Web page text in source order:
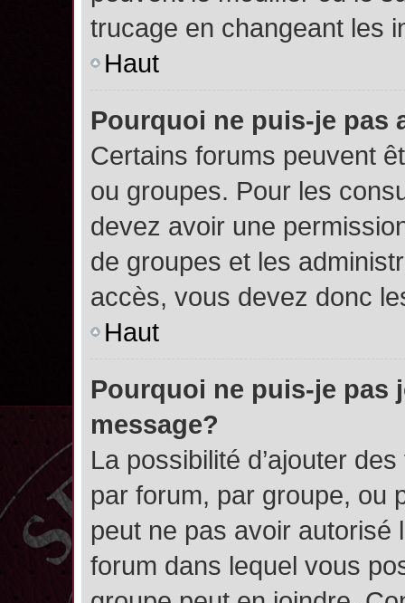
trucage en changeant les
Haut
Pourquoi ne puis-je pas
Certains forums peuvent
ou groupes. Pour les
devez avoir une
de groupes et les
accès, vous devez donc
Haut
Pourquoi ne puis-je pas
message?
La possibilité d’ajouter
par forum, par groupe, ou
peut ne pas avoir autorisé
forum dans lequel vous